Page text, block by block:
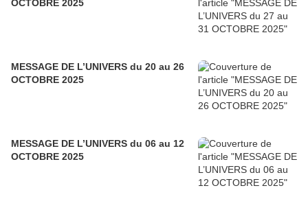
OCTOBRE 2025
MESSAGE DE L’UNIVERS du 20 au 26
OCTOBRE 2025
MESSAGE DE L’UNIVERS du 06 au 12
OCTOBRE 2025